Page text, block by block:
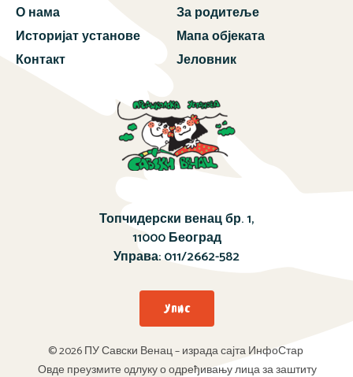
О нама
Историјат установе
Контакт
За родитеље
Мапа објеката
Јеловник
Топчидерски венац бр. 1,
11000 Београд
Управа:011/2662-582
Упис
© 2026 ПУ Савски Венац – израда сајта ИнфоСтар
Овде преузмите oдлуку о одређивању лица за заштиту